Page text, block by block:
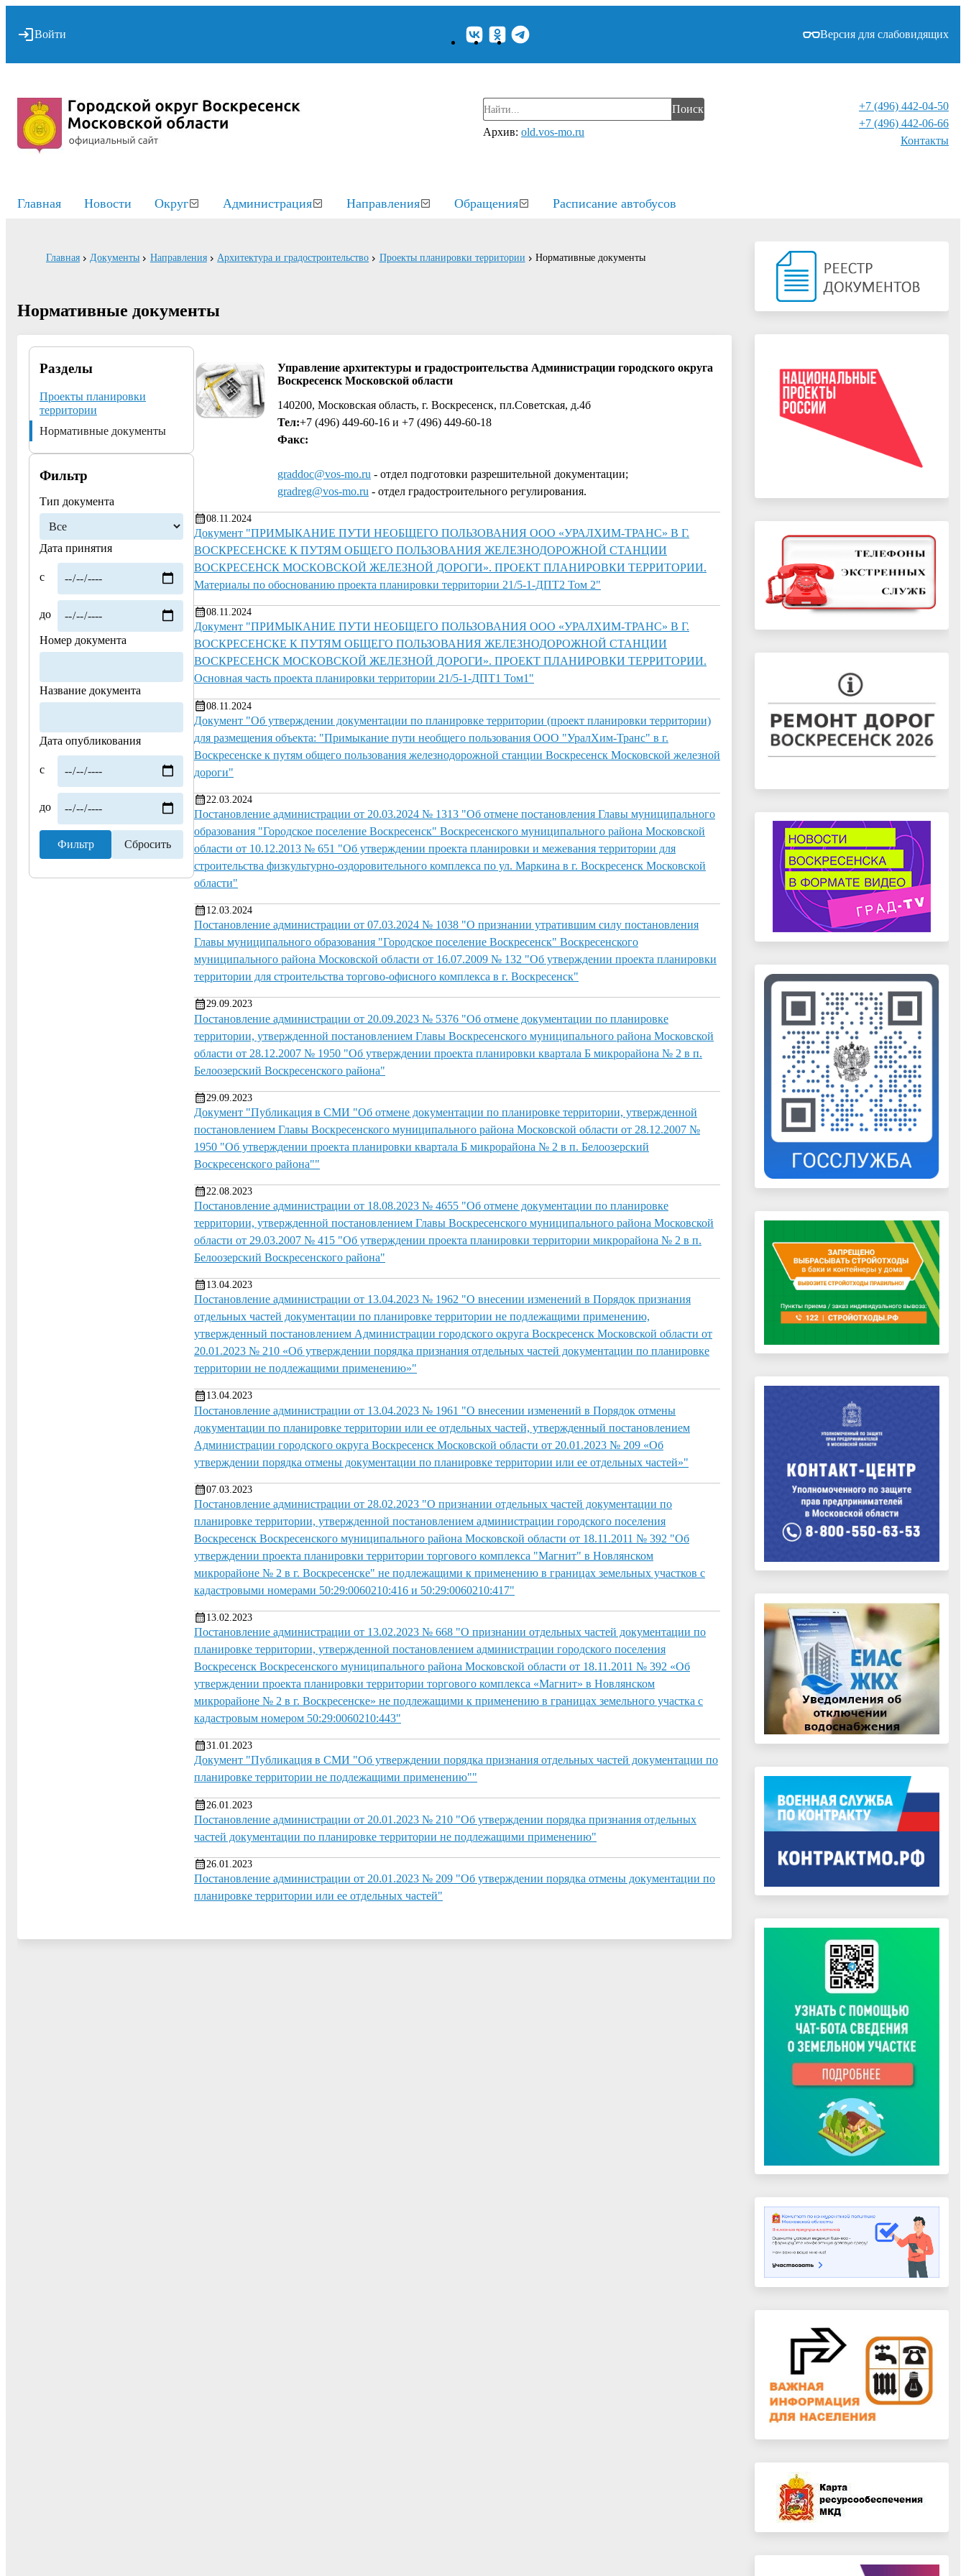
Войти Версия для слабовидящих
Поиск
Архив: old.vos-mo.ru
+7 (496) 442-04-50
+7 (496) 442-06-66
Контакты⁠
Главная Новости Округ Администрация Направления Обращения Расписание автобусов
Главная Документы Направления Архитектура и градостроительство Проекты планировки территории Нормативные документы
Нормативные документы
Разделы
Проекты планировки
территории
Нормативные документы
Фильтр
Тип документа
Дата принятия
с
до
Номер документа
Название документа
Дата опубликования
с
до
Управление архитектуры и градостроительства Администрации городского округа
Воскресенск Московской области
140200, Московская область, г. Воскресенск, пл.Советская, д.4б
Тел:+7 (496) 449-60-16 и +7 (496) 449-60-18
Факс:
graddoc@vos-mo.ru - отдел подготовки разрешительной документации;
gradreg@vos-mo.ru - отдел градостроительного регулирования.
08.11.2024
Документ "ПРИМЫКАНИЕ ПУТИ НЕОБЩЕГО ПОЛЬЗОВАНИЯ ООО «УРАЛХИМ-ТРАНС» В Г.
ВОСКРЕСЕНСКЕ К ПУТЯМ ОБЩЕГО ПОЛЬЗОВАНИЯ ЖЕЛЕЗНОДОРОЖНОЙ СТАНЦИИ
ВОСКРЕСЕНСК МОСКОВСКОЙ ЖЕЛЕЗНОЙ ДОРОГИ». ПРОЕКТ ПЛАНИРОВКИ ТЕРРИТОРИИ.
Материалы по обоснованию проекта планировки территории 21/5-1-ДПТ2 Том 2"
08.11.2024
Документ "ПРИМЫКАНИЕ ПУТИ НЕОБЩЕГО ПОЛЬЗОВАНИЯ ООО «УРАЛХИМ-ТРАНС» В Г.
ВОСКРЕСЕНСКЕ К ПУТЯМ ОБЩЕГО ПОЛЬЗОВАНИЯ ЖЕЛЕЗНОДОРОЖНОЙ СТАНЦИИ
ВОСКРЕСЕНСК МОСКОВСКОЙ ЖЕЛЕЗНОЙ ДОРОГИ». ПРОЕКТ ПЛАНИРОВКИ ТЕРРИТОРИИ.
Основная часть проекта планировки территории 21/5-1-ДПТ1 Том1"
08.11.2024
Документ "Об утверждении документации по планировке территории (проект планировки территории)
для размещения объекта: "Примыкание пути необщего пользования ООО "УралХим-Транс" в г.
Воскресенске к путям общего пользования железнодорожной станции Воскресенск Московской железной
дороги"
22.03.2024
Постановление администрации от 20.03.2024 № 1313 "Об отмене постановления Главы муниципального
образования "Городское поселение Воскресенск" Воскресенского муниципального района Московской
области от 10.12.2013 № 651 "Об утверждении проекта планировки и межевания территории для
строительства физкультурно-оздоровительного комплекса по ул. Маркина в г. Воскресенск Московской
области"
12.03.2024
Постановление администрации от 07.03.2024 № 1038 "О признании утратившим силу постановления
Главы муниципального образования "Городское поселение Воскресенск" Воскресенского
муниципального района Московской области от 16.07.2009 № 132 "Об утверждении проекта планировки
территории для строительства торгово-офисного комплекса в г. Воскресенск"
29.09.2023
Постановление администрации от 20.09.2023 № 5376 "Об отмене документации по планировке
территории, утвержденной постановлением Главы Воскресенского муниципального района Московской
области от 28.12.2007 № 1950 "Об утверждении проекта планировки квартала Б микрорайона № 2 в п.
Белоозерский Воскресенского района"
29.09.2023
Документ "Публикация в СМИ "Об отмене документации по планировке территории, утвержденной
постановлением Главы Воскресенского муниципального района Московской области от 28.12.2007 №
1950 "Об утверждении проекта планировки квартала Б микрорайона № 2 в п. Белоозерский
Воскресенского района""
22.08.2023
Постановление администрации от 18.08.2023 № 4655 "Об отмене документации по планировке
территории, утвержденной постановлением Главы Воскресенского муниципального района Московской
области от 29.03.2007 № 415 "Об утверждении проекта планировки территории микрорайона № 2 в п.
Белоозерский Воскресенского района"
13.04.2023
Постановление администрации от 13.04.2023 № 1962 "О внесении изменений в Порядок признания
отдельных частей документации по планировке территории не подлежащими применению,
утвержденный постановлением Администрации городского округа Воскресенск Московской области от
20.01.2023 № 210 «Об утверждении порядка признания отдельных частей документации по планировке
территории не подлежащими применению»"
13.04.2023
Постановление администрации от 13.04.2023 № 1961 "О внесении изменений в Порядок отмены
документации по планировке территории или ее отдельных частей, утвержденный постановлением
Администрации городского округа Воскресенск Московской области от 20.01.2023 № 209 «Об
утверждении порядка отмены документации по планировке территории или ее отдельных частей»"
07.03.2023
Постановление администрации от 28.02.2023 "О признании отдельных частей документации по
планировке территории, утвержденной постановлением администрации городского поселения
Воскресенск Воскресенского муниципального района Московской области от 18.11.2011 № 392 "Об
утверждении проекта планировки территории торгового комплекса "Магнит" в Новлянском
микрорайоне № 2 в г. Воскресенске" не подлежащими к применению в границах земельных участков с
кадастровыми номерами 50:29:0060210:416 и 50:29:0060210:417"
13.02.2023
Постановление администрации от 13.02.2023 № 668 "О признании отдельных частей документации по
планировке территории, утвержденной постановлением администрации городского поселения
Воскресенск Воскресенского муниципального района Московской области от 18.11.2011 № 392 «Об
утверждении проекта планировки территории торгового комплекса «Магнит» в Новлянском
микрорайоне № 2 в г. Воскресенске» не подлежащими к применению в границах земельного участка с
кадастровым номером 50:29:0060210:443"
31.01.2023
Документ "Публикация в СМИ "Об утверждении порядка признания отдельных частей документации по
планировке территории не подлежащими применению""
26.01.2023
Постановление администрации от 20.01.2023 № 210 "Об утверждении порядка признания отдельных
частей документации по планировке территории не подлежащими применению"
26.01.2023
Постановление администрации от 20.01.2023 № 209 "Об утверждении порядка отмены документации по
планировке территории или ее отдельных частей"